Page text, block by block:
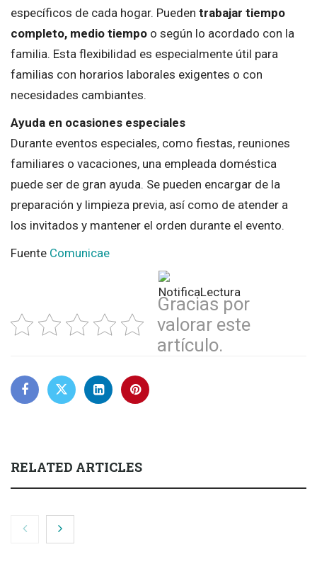
específicos de cada hogar. Pueden trabajar tiempo
completo, medio tiempo o según lo acordado con la
familia. Esta flexibilidad es especialmente útil para
familias con horarios laborales exigentes o con
necesidades cambiantes.
Ayuda en ocasiones especiales
Durante eventos especiales, como fiestas, reuniones
familiares o vacaciones, una empleada doméstica
puede ser de gran ayuda. Se pueden encargar de la
preparación y limpieza previa, así como de atender a
los invitados y mantener el orden durante el evento.
Fuente Comunicae
Gracias por
valorar este
artículo.
RELATED ARTICLES